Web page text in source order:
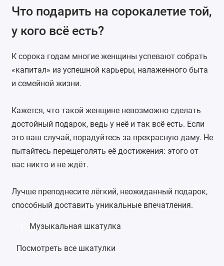
Что подарить на сорокалетие той,
у кого всё есть?
К сорока годам многие женщины успевают собрать
«капитал» из успешной карьеры, налаженного быта
и семейной жизни.
Кажется, что такой женщине невозможно сделать
достойный подарок, ведь у неё и так всё есть. Если
это ваш случай, порадуйтесь за прекрасную даму. Не
пытайтесь перещеголять её достижения: этого от
вас никто и не ждёт.
Лучше преподнесите лёгкий, неожиданный подарок,
способный доставить уникальные впечатления.
Музыкальная шкатулка
Посмотреть все шкатулки